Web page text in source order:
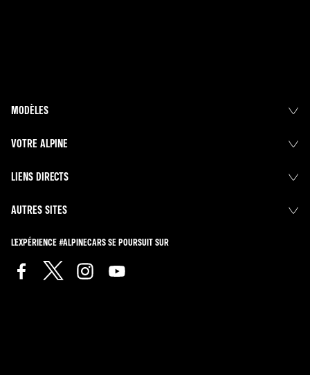
MODÈLES
VOTRE ALPINE
LIENS DIRECTS
AUTRES SITES
L'EXPÉRIENCE #ALPINECARS SE POURSUIT SUR